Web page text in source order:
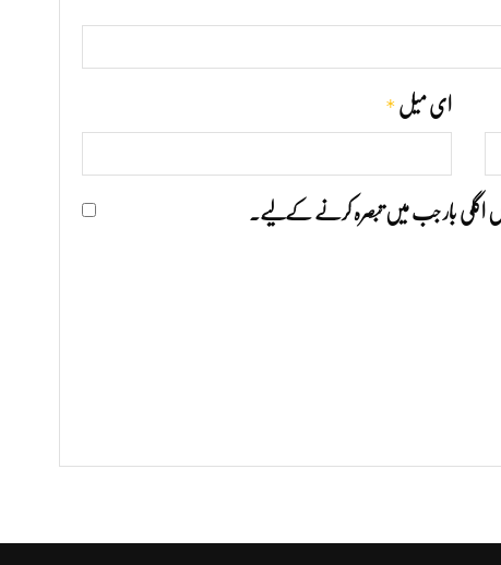
ای میل *
اگلی بار جب میں تبصرہ کرنے کےلیے۔